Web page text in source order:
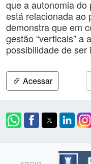
que a autonomia
está relacionada ao
demonstra que em
gestão “verticais” a
possibilidade de ser
Acessar